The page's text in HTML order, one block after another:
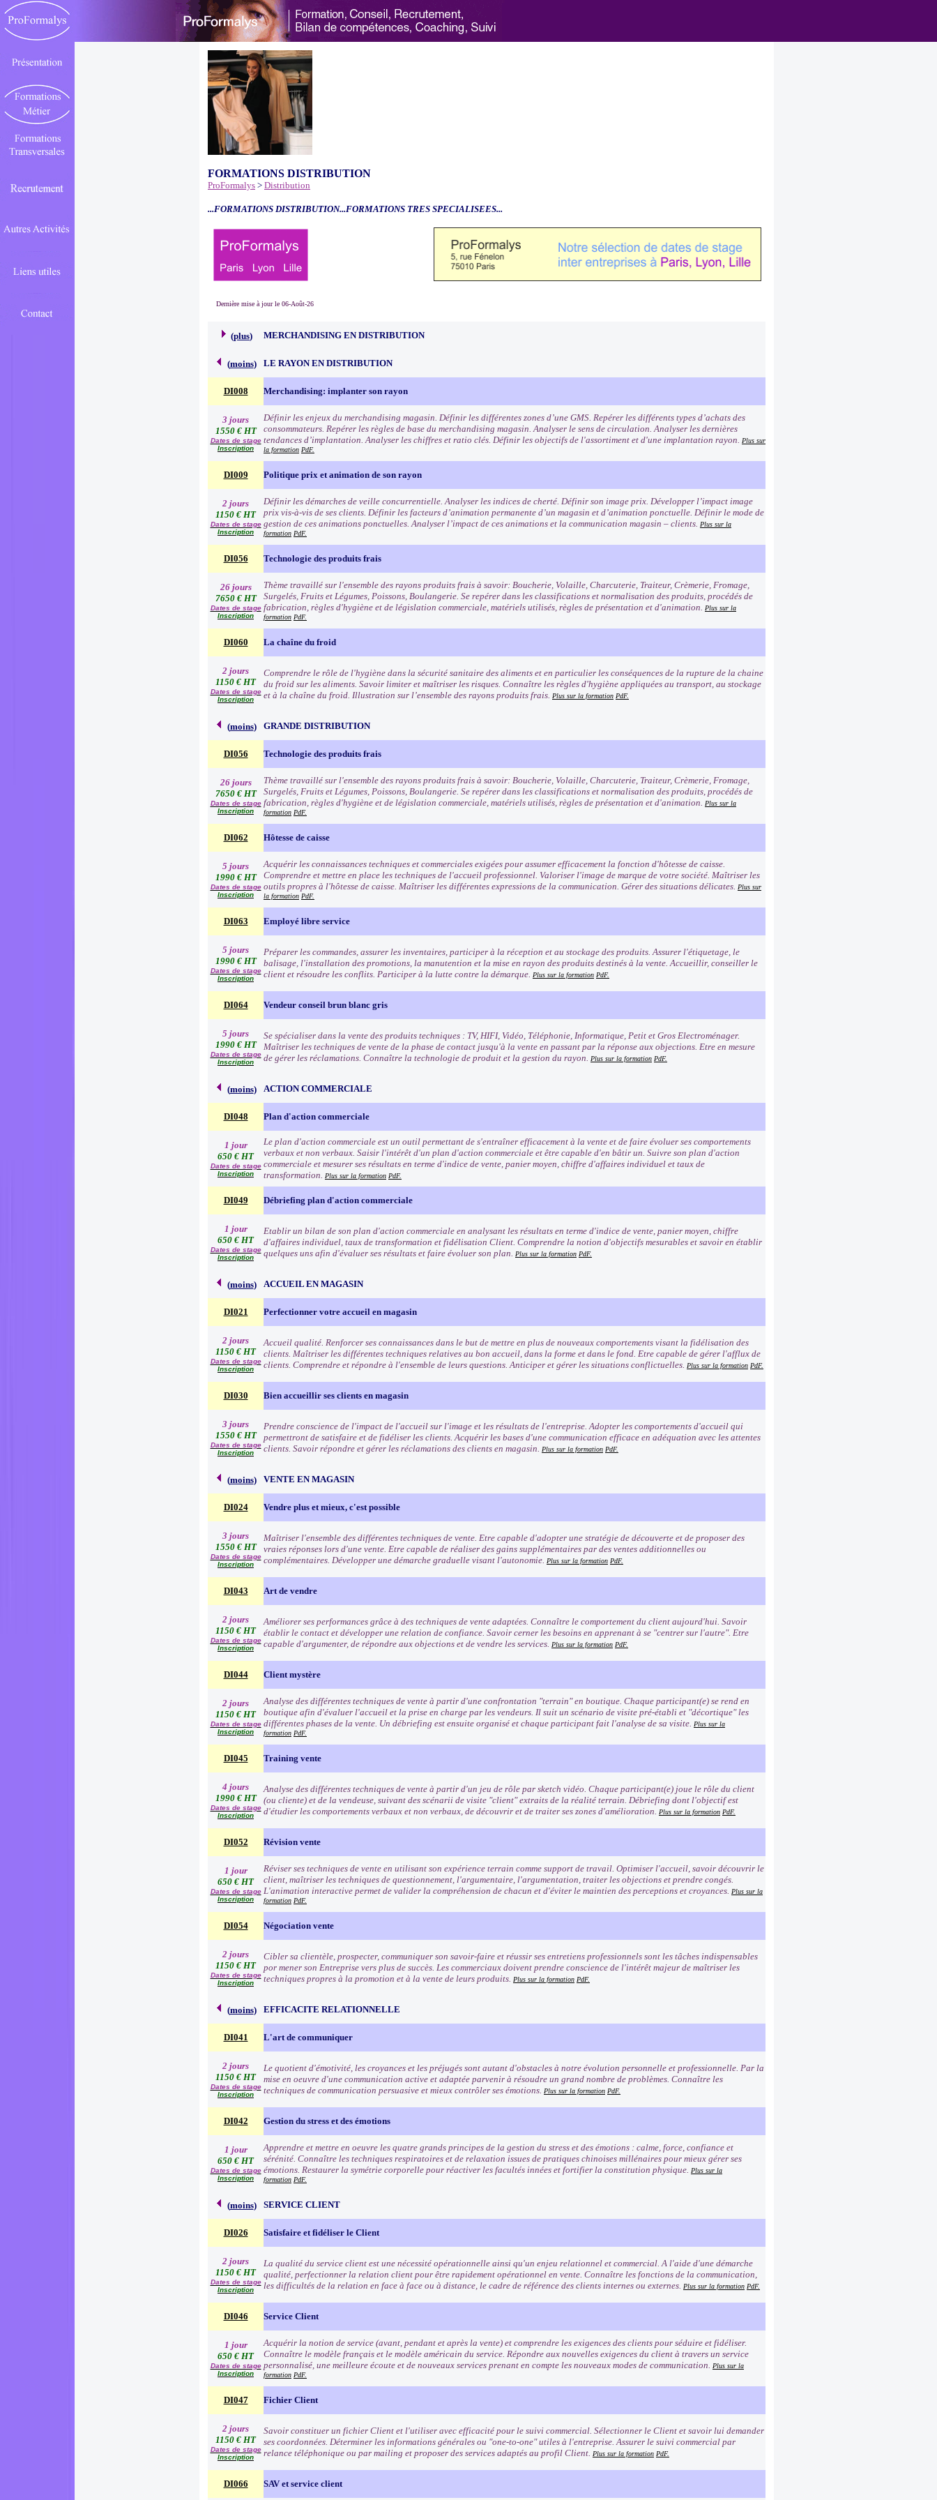
FORMATIONS DISTRIBUTION
ProFormalys > Distribution
...FORMATIONS DISTRIBUTION...FORMATIONS TRES SPECIALISEES...
Dernière mise à jour le 06-Août-26
(plus) MERCHANDISING EN DISTRIBUTION
(moins) LE RAYON EN DISTRIBUTION
DI008 Merchandising: implanter son rayon
3 jours
1550 € HT
Dates de stage
Inscription
Définir les enjeux du merchandising magasin. Définir les différentes zones d’une GMS. Repérer les différents types d’achats des
consommateurs. Repérer les règles de base du merchandising magasin. Analyser le sens de circulation. Analyser les dernières
tendances d’implantation. Analyser les chiffres et ratio clés. Définir les objectifs de l'assortiment et d'une implantation rayon. Plus sur
la formation PdF.
DI009 Politique prix et animation de son rayon
2 jours
1150 € HT
Dates de stage
Inscription
Définir les démarches de veille concurrentielle. Analyser les indices de cherté. Définir son image prix. Développer l’impact image
prix vis-à-vis de ses clients. Définir les facteurs d’animation permanente d’un magasin et d’animation ponctuelle. Définir le mode de
gestion de ces animations ponctuelles. Analyser l’impact de ces animations et la communication magasin – clients. Plus sur la
formation PdF.
DI056 Technologie des produits frais
26 jours
7650 € HT
Dates de stage
Inscription
Thème travaillé sur l'ensemble des rayons produits frais à savoir: Boucherie, Volaille, Charcuterie, Traiteur, Crèmerie, Fromage,
Surgelés, Fruits et Légumes, Poissons, Boulangerie. Se repérer dans les classifications et normalisation des produits, procédés de
fabrication, règles d'hygiène et de législation commerciale, matériels utilisés, règles de présentation et d'animation. Plus sur la
formation PdF.
DI060 La chaîne du froid
2 jours
1150 € HT
Dates de stage
Inscription
Comprendre le rôle de l'hygiène dans la sécurité sanitaire des aliments et en particulier les conséquences de la rupture de la chaine
du froid sur les aliments. Savoir limiter et maîtriser les risques. Connaître les règles d'hygiène appliquées au transport, au stockage
et à la chaîne du froid. Illustration sur l’ensemble des rayons produits frais. Plus sur la formation PdF.
(moins) GRANDE DISTRIBUTION
DI056 Technologie des produits frais
26 jours
7650 € HT
Dates de stage
Inscription
Thème travaillé sur l'ensemble des rayons produits frais à savoir: Boucherie, Volaille, Charcuterie, Traiteur, Crèmerie, Fromage,
Surgelés, Fruits et Légumes, Poissons, Boulangerie. Se repérer dans les classifications et normalisation des produits, procédés de
fabrication, règles d'hygiène et de législation commerciale, matériels utilisés, règles de présentation et d'animation. Plus sur la
formation PdF.
DI062 Hôtesse de caisse
5 jours
1990 € HT
Dates de stage
Inscription
Acquérir les connaissances techniques et commerciales exigées pour assumer efficacement la fonction d'hôtesse de caisse.
Comprendre et mettre en place les techniques de l'accueil professionnel. Valoriser l'image de marque de votre société. Maîtriser les
outils propres à l'hôtesse de caisse. Maîtriser les différentes expressions de la communication. Gérer des situations délicates. Plus sur
la formation PdF.
DI063 Employé libre service
5 jours
1990 € HT
Dates de stage
Inscription
Préparer les commandes, assurer les inventaires, participer à la réception et au stockage des produits. Assurer l'étiquetage, le
balisage, l'installation des promotions, la manutention et la mise en rayon des produits destinés à la vente. Accueillir, conseiller le
client et résoudre les conflits. Participer à la lutte contre la démarque. Plus sur la formation PdF.
DI064 Vendeur conseil brun blanc gris
5 jours
1990 € HT
Dates de stage
Inscription
Se spécialiser dans la vente des produits techniques : TV, HIFI, Vidéo, Téléphonie, Informatique, Petit et Gros Electroménager.
Maîtriser les techniques de vente de la phase de contact jusqu'à la vente en passant par la réponse aux objections. Etre en mesure
de gérer les réclamations. Connaître la technologie de produit et la gestion du rayon. Plus sur la formation PdF.
(moins) ACTION COMMERCIALE
DI048 Plan d'action commerciale
1 jour
650 € HT
Dates de stage
Inscription
Le plan d'action commerciale est un outil permettant de s'entraîner efficacement à la vente et de faire évoluer ses comportements
verbaux et non verbaux. Saisir l'intérêt d'un plan d'action commerciale et être capable d'en bâtir un. Suivre son plan d'action
commerciale et mesurer ses résultats en terme d'indice de vente, panier moyen, chiffre d'affaires individuel et taux de
transformation. Plus sur la formation PdF.
DI049 Débriefing plan d'action commerciale
1 jour
650 € HT
Dates de stage
Inscription
Etablir un bilan de son plan d'action commerciale en analysant les résultats en terme d'indice de vente, panier moyen, chiffre
d'affaires individuel, taux de transformation et fidélisation Client. Comprendre la notion d'objectifs mesurables et savoir en établir
quelques uns afin d'évaluer ses résultats et faire évoluer son plan. Plus sur la formation PdF.
(moins) ACCUEIL EN MAGASIN
DI021 Perfectionner votre accueil en magasin
2 jours
1150 € HT
Dates de stage
Inscription
Accueil qualité. Renforcer ses connaissances dans le but de mettre en plus de nouveaux comportements visant la fidélisation des
clients. Maîtriser les différentes techniques relatives au bon accueil, dans la forme et dans le fond. Etre capable de gérer l'afflux de
clients. Comprendre et répondre à l'ensemble de leurs questions. Anticiper et gérer les situations conflictuelles. Plus sur la formation PdF.
DI030 Bien accueillir ses clients en magasin
3 jours
1550 € HT
Dates de stage
Inscription
Prendre conscience de l'impact de l'accueil sur l'image et les résultats de l'entreprise. Adopter les comportements d'accueil qui
permettront de satisfaire et de fidéliser les clients. Acquérir les bases d'une communication efficace en adéquation avec les attentes
clients. Savoir répondre et gérer les réclamations des clients en magasin. Plus sur la formation PdF.
(moins) VENTE EN MAGASIN
DI024 Vendre plus et mieux, c'est possible
3 jours
1550 € HT
Dates de stage
Inscription
Maîtriser l'ensemble des différentes techniques de vente. Etre capable d'adopter une stratégie de découverte et de proposer des
vraies réponses lors d'une vente. Etre capable de réaliser des gains supplémentaires par des ventes additionnelles ou
complémentaires. Développer une démarche graduelle visant l'autonomie. Plus sur la formation PdF.
DI043 Art de vendre
2 jours
1150 € HT
Dates de stage
Inscription
Améliorer ses performances grâce à des techniques de vente adaptées. Connaître le comportement du client aujourd'hui. Savoir
établir le contact et développer une relation de confiance. Savoir cerner les besoins en apprenant à se "centrer sur l'autre". Etre
capable d'argumenter, de répondre aux objections et de vendre les services. Plus sur la formation PdF.
DI044 Client mystère
2 jours
1150 € HT
Dates de stage
Inscription
Analyse des différentes techniques de vente à partir d'une confrontation "terrain" en boutique. Chaque participant(e) se rend en
boutique afin d'évaluer l'accueil et la prise en charge par les vendeurs. Il suit un scénario de visite pré-établi et "décortique" les
différentes phases de la vente. Un débriefing est ensuite organisé et chaque participant fait l'analyse de sa visite. Plus sur la
formation PdF.
DI045 Training vente
4 jours
1990 € HT
Dates de stage
Inscription
Analyse des différentes techniques de vente à partir d'un jeu de rôle par sketch vidéo. Chaque participant(e) joue le rôle du client
(ou cliente) et de la vendeuse, suivant des scénarii de visite "client" extraits de la réalité terrain. Débriefing dont l'objectif est
d'étudier les comportements verbaux et non verbaux, de découvrir et de traiter ses zones d'amélioration. Plus sur la formation PdF.
DI052 Révision vente
1 jour
650 € HT
Dates de stage
Inscription
Réviser ses techniques de vente en utilisant son expérience terrain comme support de travail. Optimiser l'accueil, savoir découvrir le
client, maîtriser les techniques de questionnement, l'argumentaire, l'argumentation, traiter les objections et prendre congés.
L'animation interactive permet de valider la compréhension de chacun et d'éviter le maintien des perceptions et croyances. Plus sur la
formation PdF.
DI054 Négociation vente
2 jours
1150 € HT
Dates de stage
Inscription
Cibler sa clientèle, prospecter, communiquer son savoir-faire et réussir ses entretiens professionnels sont les tâches indispensables
por mener son Entreprise vers plus de succès. Les commerciaux doivent prendre conscience de l'intérêt majeur de maîtriser les
techniques propres à la promotion et à la vente de leurs produits. Plus sur la formation PdF.
(moins) EFFICACITE RELATIONNELLE
DI041 L'art de communiquer
2 jours
1150 € HT
Dates de stage
Inscription
Le quotient d'émotivité, les croyances et les préjugés sont autant d'obstacles à notre évolution personnelle et professionnelle. Par la
mise en oeuvre d'une communication active et adaptée parvenir à résoudre un grand nombre de problèmes. Connaître les
techniques de communication persuasive et mieux contrôler ses émotions. Plus sur la formation PdF.
DI042 Gestion du stress et des émotions
1 jour
650 € HT
Dates de stage
Inscription
Apprendre et mettre en oeuvre les quatre grands principes de la gestion du stress et des émotions : calme, force, confiance et
sérénité. Connaître les techniques respiratoires et de relaxation issues de pratiques chinoises millénaires pour mieux gérer ses
émotions. Restaurer la symétrie corporelle pour réactiver les facultés innées et fortifier la constitution physique. Plus sur la
formation PdF.
(moins) SERVICE CLIENT
DI026 Satisfaire et fidéliser le Client
2 jours
1150 € HT
Dates de stage
Inscription
La qualité du service client est une nécessité opérationnelle ainsi qu'un enjeu relationnel et commercial. A l'aide d'une démarche
qualité, perfectionner la relation client pour être rapidement opérationnel en vente. Connaître les fonctions de la communication,
les difficultés de la relation en face à face ou à distance, le cadre de référence des clients internes ou externes. Plus sur la formation PdF.
DI046 Service Client
1 jour
650 € HT
Dates de stage
Inscription
Acquérir la notion de service (avant, pendant et après la vente) et comprendre les exigences des clients pour séduire et fidéliser.
Connaître le modèle français et le modèle américain du service. Répondre aux nouvelles exigences du client à travers un service
personnalisé, une meilleure écoute et de nouveaux services prenant en compte les nouveaux modes de communication. Plus sur la
formation PdF.
DI047 Fichier Client
2 jours
1150 € HT
Dates de stage
Inscription
Savoir constituer un fichier Client et l'utiliser avec efficacité pour le suivi commercial. Sélectionner le Client et savoir lui demander
ses coordonnées. Déterminer les informations générales ou "one-to-one" utiles à l'entreprise. Assurer le suivi commercial par
relance téléphonique ou par mailing et proposer des services adaptés au profil Client. Plus sur la formation PdF.
DI066 SAV et service client